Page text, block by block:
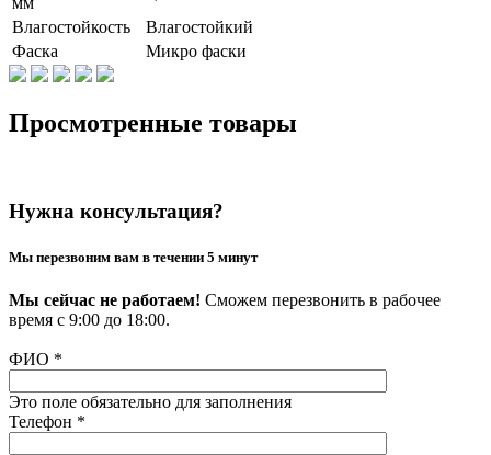
Влагостойкость
Влагостойкий
Фаска
Микро фаски
Просмотренные товары
Нужна консультация?
Мы перезвоним вам в течении 5 минут
Мы сейчас не работаем! Сможем перезвонить в рабочее
время с 9:00 до 18:00.
ФИО *
Это поле обязательно для заполнения
Телефон *